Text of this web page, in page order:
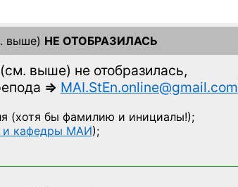
выше) НЕ ОТОБРАЗИЛАСЬ
(см. выше) не отобразилась,
=> MAI.StEn.online@gmail.com
(хотя бы фамилию и инициалы!);
и кафедры МАИ);